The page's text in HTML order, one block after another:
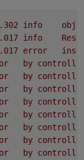
info
info
error
by
by
by
by
by
by
by
by